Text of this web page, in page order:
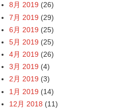
8月 2019 (26)
7月 2019 (29)
6月 2019 (25)
5月 2019 (25)
4月 2019 (26)
3月 2019 (4)
2月 2019 (3)
1月 2019 (14)
12月 2018 (11)